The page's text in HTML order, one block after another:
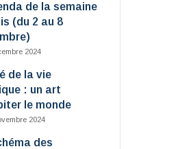
de la semaine
(du 2 au 8
2024
de la vie
: un art
le monde
2024
des